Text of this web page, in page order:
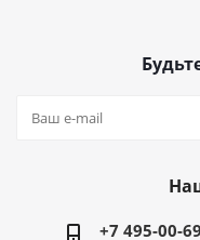
+7 495-00-